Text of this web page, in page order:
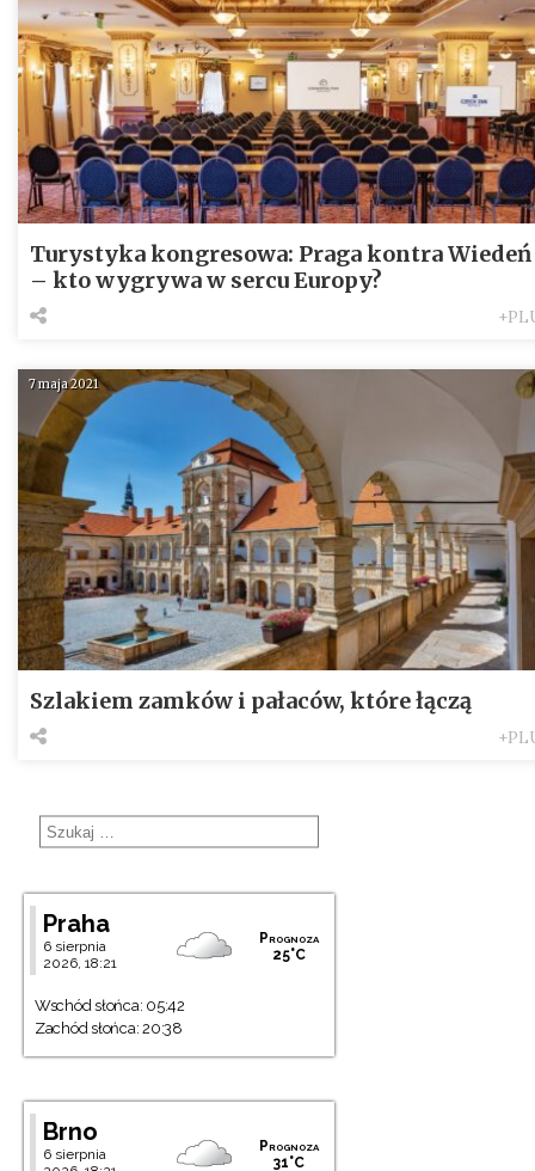
Turystyka kongresowa: Praga kontra Wiedeń
– kto wygrywa w sercu Europy?
7 maja 2021
Szlakiem zamków i pałaców, które łączą
Praha
6 sierpnia
2026, 18:21
Prognoza
25°C
Wschód słońca: 05:42
Zachód słońca: 20:38
Brno
6 sierpnia
Prognoza
31°C